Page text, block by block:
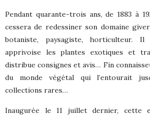
Pendant quarante-trois ans, de 1883 à
cessera de redessiner son domaine
botaniste, paysagiste, horticulteur.
apprivoise les plantes exotiques et
distribue consignes et avis… Fin
du monde végétal qui l’entourait
collections rares…
Inaugurée le 11 juillet dernier, cette